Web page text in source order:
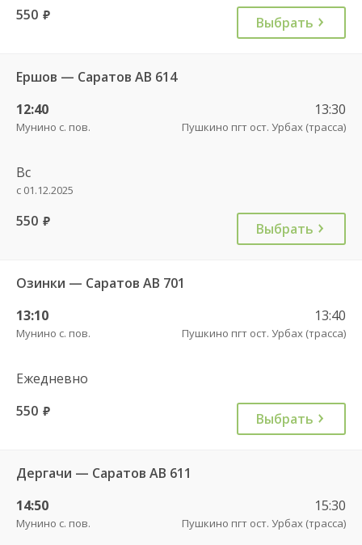
550 руб. Выбрать
Ершов — Саратов АВ 614
12:40
Мунино с. пов.
13:30
Пушкино пгт ост. Урбах (трасса)
Вс
с 01.12.2025
550 руб. Выбрать
Озинки — Саратов АВ 701
13:10
Мунино с. пов.
13:40
Пушкино пгт ост. Урбах (трасса)
Ежедневно
550 руб. Выбрать
Дергачи — Саратов АВ 611
14:50
Мунино с. пов.
15:30
Пушкино пгт ост. Урбах (трасса)